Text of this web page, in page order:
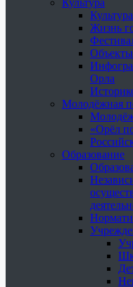
Культура
Культура
Жизнь
Объекты
Орла
Молодёжная
«Орёл
Образование